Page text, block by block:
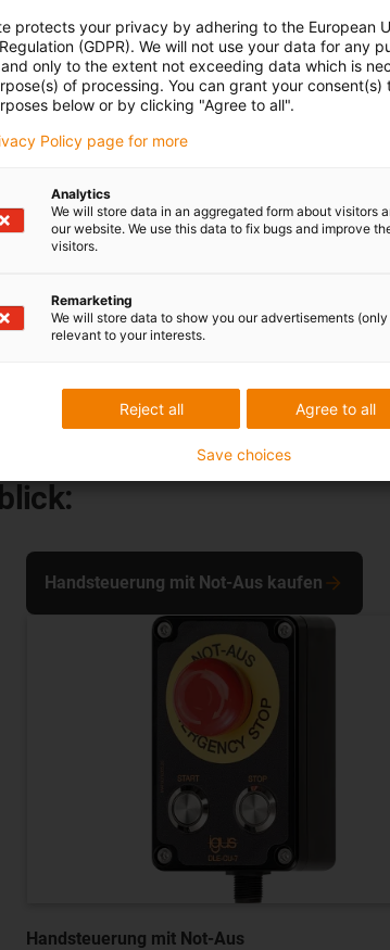
Handsteuerung mit Not-Aus
Handsteuerung mit Not-Aus kaufen
protects your privacy by adhering to the European
(GDPR). We will not use your data for any
only to the extent not exceeding data which is
of processing. You can grant your consent(s)
below or by clicking "Agree to all".
Policy page for more
Analytics
We will store data in an aggregated form about visitors
our website. We use this data to fix bugs and improve
visitors.
Remarketing
We will store data to show you our advertisements
relevant to your interests.
Agree to all
Reject all
Save choices